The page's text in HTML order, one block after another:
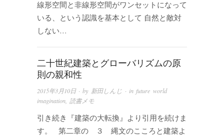
線形空間と非線形空間がワンセットになって
いる、という認識を基本として 自然と敵対
しない…
二十世紀建築とグローバリズムの原
則の親和性
2015年3月10日· by 新田しんじ · in future world
imagination 読書メモ
引き続き『建築の大転換』より引用を続けま
す。 第二章の ３ 縄文のこころと建築よ